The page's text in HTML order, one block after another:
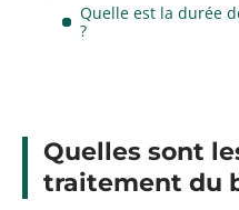
Quelle est la durée
?
Quelles sont
traitement du